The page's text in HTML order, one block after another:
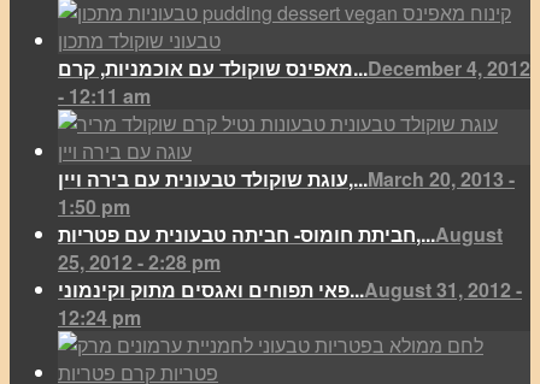
מאפינס שוקולד עם אוכמניות, קרם...December 4, 2012
- 12:11 am
עוגת שוקולד טבעונית עם בירה ויין,...March 20, 2013 -
1:50 pm
חביתת חומוס- חביתה טבעונית עם פטריות,...August
25, 2012 - 2:28 pm
פאי תפוחים ואגסים מתוק וקינמוני...August 31, 2012 -
12:24 pm